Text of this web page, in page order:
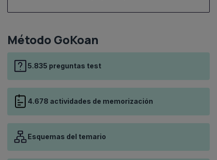
Método GoKoan
5.835 preguntas test
4.678 actividades de memorización
Esquemas del temario